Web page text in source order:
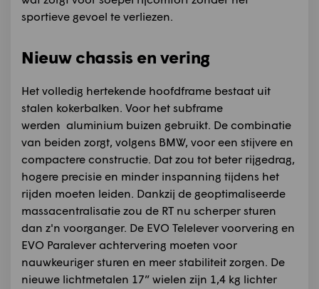
sportieve gevoel te verliezen.
Nieuw chassis en vering
Het volledig hertekende hoofdframe bestaat uit
stalen kokerbalken. Voor het subframe
werden aluminium buizen gebruikt. De combinatie
van beiden zorgt, volgens BMW, voor een stijvere en
compactere constructie. Dat zou tot beter rijgedrag,
hogere precisie en minder inspanning tijdens het
rijden moeten leiden. Dankzij de geoptimaliseerde
massacentralisatie zou de RT nu scherper sturen
dan z'n voorganger. De EVO Telelever voorvering en
EVO Paralever achtervering moeten voor
nauwkeuriger sturen en meer stabiliteit zorgen. De
nieuwe lichtmetalen 17” wielen zijn 1,4 kg lichter